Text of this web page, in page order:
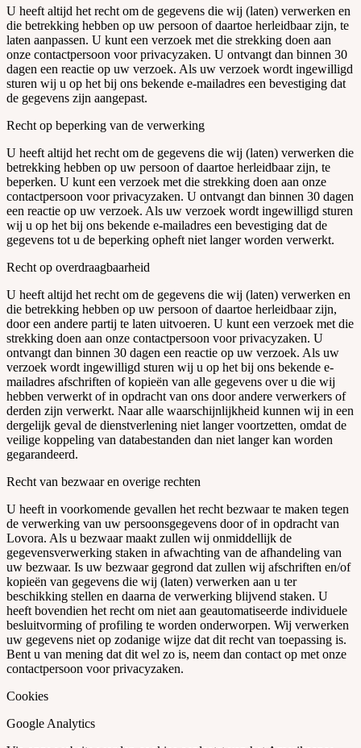
U heeft altijd het recht om de gegevens die wij (laten) verwerken en
die betrekking hebben op uw persoon of daartoe herleidbaar zijn, te
laten aanpassen. U kunt een verzoek met die strekking doen aan
onze contactpersoon voor privacyzaken. U ontvangt dan binnen 30
dagen een reactie op uw verzoek. Als uw verzoek wordt ingewilligd
sturen wij u op het bij ons bekende e-mailadres een bevestiging dat
de gegevens zijn aangepast.
Recht op beperking van de verwerking
U heeft altijd het recht om de gegevens die wij (laten) verwerken die
betrekking hebben op uw persoon of daartoe herleidbaar zijn, te
beperken. U kunt een verzoek met die strekking doen aan onze
contactpersoon voor privacyzaken. U ontvangt dan binnen 30 dagen
een reactie op uw verzoek. Als uw verzoek wordt ingewilligd sturen
wij u op het bij ons bekende e-mailadres een bevestiging dat de
gegevens tot u de beperking opheft niet langer worden verwerkt.
Recht op overdraagbaarheid
U heeft altijd het recht om de gegevens die wij (laten) verwerken en
die betrekking hebben op uw persoon of daartoe herleidbaar zijn,
door een andere partij te laten uitvoeren. U kunt een verzoek met die
strekking doen aan onze contactpersoon voor privacyzaken. U
ontvangt dan binnen 30 dagen een reactie op uw verzoek. Als uw
verzoek wordt ingewilligd sturen wij u op het bij ons bekende e-
mailadres afschriften of kopieën van alle gegevens over u die wij
hebben verwerkt of in opdracht van ons door andere verwerkers of
derden zijn verwerkt. Naar alle waarschijnlijkheid kunnen wij in een
dergelijk geval de dienstverlening niet langer voortzetten, omdat de
veilige koppeling van databestanden dan niet langer kan worden
gegarandeerd.
Recht van bezwaar en overige rechten
U heeft in voorkomende gevallen het recht bezwaar te maken tegen
de verwerking van uw persoonsgegevens door of in opdracht van
Lovora. Als u bezwaar maakt zullen wij onmiddellijk de
gegevensverwerking staken in afwachting van de afhandeling van
uw bezwaar. Is uw bezwaar gegrond dat zullen wij afschriften en/of
kopieën van gegevens die wij (laten) verwerken aan u ter
beschikking stellen en daarna de verwerking blijvend staken. U
heeft bovendien het recht om niet aan geautomatiseerde individuele
besluitvorming of profiling te worden onderworpen. Wij verwerken
uw gegevens niet op zodanige wijze dat dit recht van toepassing is.
Bent u van mening dat dit wel zo is, neem dan contact op met onze
contactpersoon voor privacyzaken.
Cookies
Google Analytics